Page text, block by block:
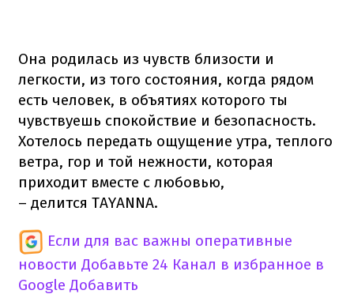
Она родилась из чувств близости и
легкости, из того состояния, когда рядом
есть человек, в объятиях которого ты
чувствуешь спокойствие и безопасность.
Хотелось передать ощущение утра, теплого
ветра, гор и той нежности, которая
приходит вместе с любовью,
– делится TAYANNA.
Если для вас важны оперативные
новости Добавьте 24 Канал в избранное в
Google Добавить